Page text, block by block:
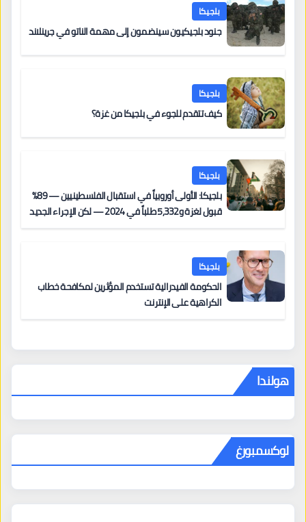
بلجيكا
جنود بلجيكيون سينضمون إلى مهمة الناتو في جرينلاند
بلجيكا
كيف تتقدم للجوء في بلجيكا من غزة؟
بلجيكا
بلجيكا: الأولى أوروبياً في استقبال الفلسطينيين — 89%
قبول لغزة و5,332 طلباً في 2024 — لكن الإجراء الجديد
بلجيكا
الحكومة الفيدرالية تستخدم المؤثرين لمكافحة خطاب
الكراهية على الإنترنت
هولندا
لوكسمبورغ